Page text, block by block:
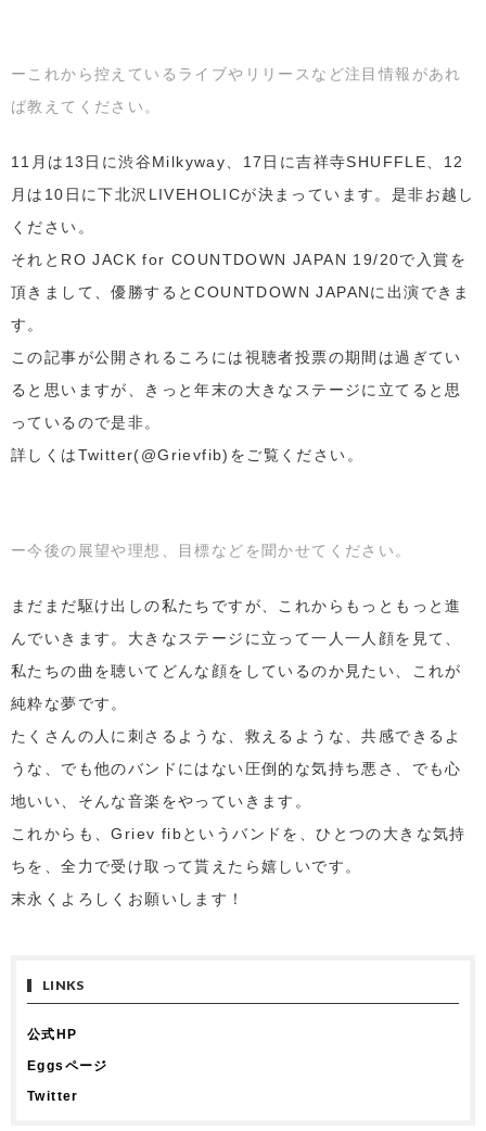
ーこれから控えているライブやリリースなど注目情報があれ
ば教えてください。
11月は13日に渋谷Milkyway、17日に吉祥寺SHUFFLE、12
月は10日に下北沢LIVEHOLICが決まっています。是非お越し
ください。
それとRO JACK for COUNTDOWN JAPAN 19/20で入賞を
頂きまして、優勝するとCOUNTDOWN JAPANに出演できま
す。
この記事が公開されるころには視聴者投票の期間は過ぎてい
ると思いますが、きっと年末の大きなステージに立てると思
っているので是非。
詳しくはTwitter(@Grievfib)をご覧ください。
ー今後の展望や理想、目標などを聞かせてください。
まだまだ駆け出しの私たちですが、これからもっともっと進
んでいきます。大きなステージに立って一人一人顔を見て、
私たちの曲を聴いてどんな顔をしているのか見たい、これが
純粋な夢です。
たくさんの人に刺さるような、救えるような、共感できるよ
うな、でも他のバンドにはない圧倒的な気持ち悪さ、でも心
地いい、そんな音楽をやっていきます。
これからも、Griev fibというバンドを、ひとつの大きな気持
ちを、全力で受け取って貰えたら嬉しいです。
末永くよろしくお願いします！
LINKS
公式HP
Eggsページ
Twitter